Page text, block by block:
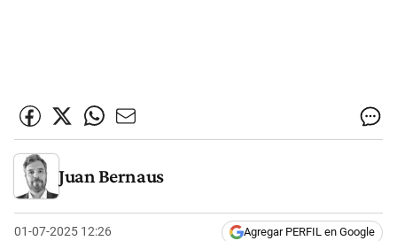
Juan Bernaus
01-07-2025 12:26 Agregar PERFIL en Google